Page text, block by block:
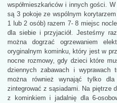
współmieszkańców i innych gości.
są 3 pokoje ze wspólnym
1 lub 2 osób) razem 7- 8 miejsc
dla siebie i przyjaciół. Jesteśmy
można dogrzać ogrzewaniem
oryginalnym kominku, który jest w
nocne rozmowy, gdy dzieci które
dziennych zabawach i wyprawach
można również wynająć tylko
zintegrować z sąsiadami. Na piętrze
z kominkiem i jadalnię dla 6-